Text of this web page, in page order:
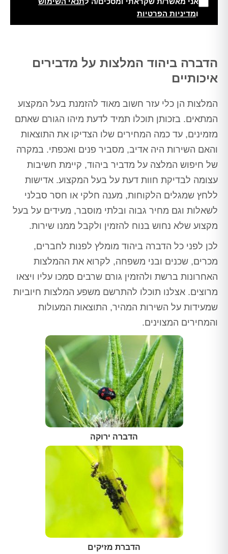
ומדיניות הפרטיות
הדברה ביהוד המלצות על מדבירים
איכותיים
המלצות הן כלי עזר חשוב מאוד להזמנת בעל המקצוע
המתאים. בזכותן תוכלו תמיד לדעת מיהו הגורם שאתם
מזמינים, עד כמה המחירים שלו הצדיקו את התוצאות
והאם השירות היה אדיב, מסביר פנים ואכפתי. במקרה
של חיפוש המלצה על מדביר ביהוד, קיימת חשיבות
עצומה לבדיקת חוות דעת על בעל המקצוע. אדישות
ללחץ שמגלים הלקוחות, מענה חלקי או חסר סבלני
לשאלות וגם מחיר גבוה ובלתי מוסבר, מעידים על בעל
מקצוע שלא נחוש בנוח להזמין ולקבל ממנו שירות.
לכן לפני כל הדברה ביהוד מומלץ לפנות לחברים,
מכרים, שכנים ובני משפחה, לקרוא את ההמלצות
האחרונות ברשת ולהזמין גורם שרבים סמכו עליו ויצאו
מרוצים. אצלנו תוכלו להתרשם משפע המלצות חיוביות
שמעידות על השירות המהיר, התוצאות המעולות
והמחירים המצוינים.
הדברה ירוקה
הדברת מזיקים